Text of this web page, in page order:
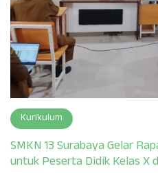
Kurikulum
SMKN 13 Surabaya Gelar
untuk Peserta Didik Kelas X